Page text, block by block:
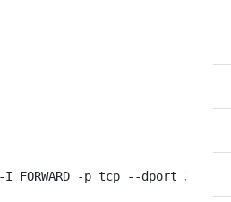
-p tcp --dport 3306